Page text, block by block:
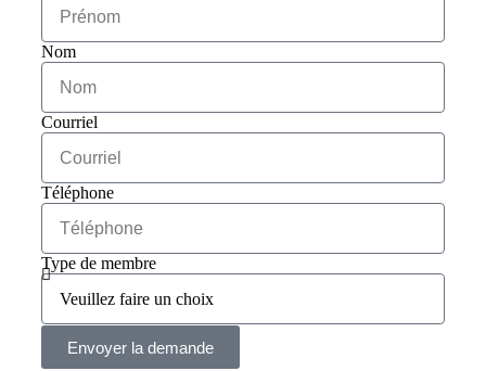
Nom
Courriel
Téléphone
Type de membre
Envoyer la demande